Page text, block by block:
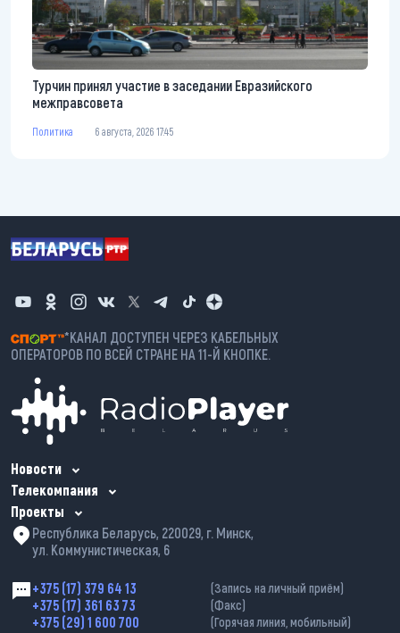
Турчин принял участие в заседании Евразийского
межправсовета
Политика 6 августа, 2026 17:45
*КАНАЛ ДОСТУПЕН ЧЕРЕЗ КАБЕЛЬНЫХ
ОПЕРАТОРОВ ПО ВСЕЙ СТРАНЕ НА 11-Й КНОПКЕ.
Новости
Телекомпания
Проекты
Республика Беларусь, 220029, г. Минск,
ул. Коммунистическая, 6
+375 (17) 379 64 13 (Запись на личный приём)
+375 (17) 361 63 73 (Факс)
+375 (29) 1 600 700 (Горячая линия, мобильный)